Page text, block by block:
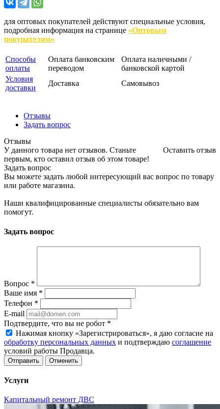
для оптовых покупателей действуют специальные условия,
подробная информация на странице «Оптовым
покупателям»
Способы
оплаты
Оплата банковским
переводом
Оплата наличными /
банковской картой
Условия
доставки
Доставка Самовывоз
Отзывы
Задать вопрос
Отзывы
Оставить отзыв
У данного товара нет отзывов. Станьте
первым, кто оставил отзыв об этом товаре!
Задать вопрос
Вы можете задать любой интересующий вас вопрос по товару
или работе магазина.
Наши квалифицированные специалисты обязательно вам
помогут.
Задать вопрос
Вопрос *
Ваше имя *
Телефон *
E-mail
Подтвердите, что вы не робот *
Нажимая кнопку «Зарегистрироваться», я даю согласие на
обработку персональных данных и подтверждаю соглашение
условий работы Продавца.
Отменить
Услуги
Капитальный ремонт ДВС